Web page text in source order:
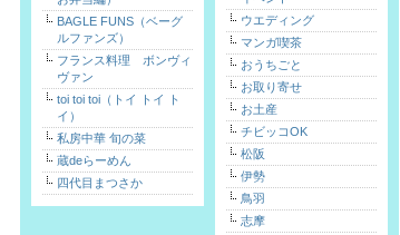
BAGLE FUNS（ベーグ
ルファンズ）
フランス料理 ボンヴィ
ヴァン
toi toi toi（トイ トイ ト
イ）
私房中華 旬の菜
蔵deらーめん
四代目まつさか
ウエディング
マンガ喫茶
おうちごと
お取り寄せ
お土産
チビッコOK
松阪
伊勢
鳥羽
志摩